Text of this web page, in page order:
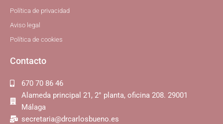
Política de privacidad
Aviso legal
Política de cookies
Contacto
670 70 86 46
Alameda principal 21, 2° planta, oficina 208. 29001
Málaga
secretaria@drcarlosbueno.es